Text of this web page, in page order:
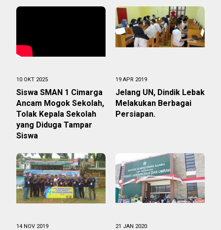
10 OKT 2025
Siswa SMAN 1 Cimarga
Ancam Mogok Sekolah,
Tolak Kepala Sekolah
yang Diduga Tampar
Siswa
19 APR 2019
Jelang UN, Dindik Lebak
Melakukan Berbagai
Persiapan.
14 NOV 2019 21 JAN 2020